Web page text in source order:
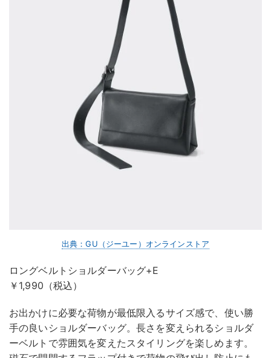
出典：GU（ジーユー）オンラインストア
ロングベルトショルダーバッグ+E
￥1,990（税込）
お出かけに必要な荷物が最低限入るサイズ感で、使い勝
手の良いショルダーバッグ。長さを変えられるショルダ
ーベルトで雰囲気を変えたスタイリングを楽しめます。